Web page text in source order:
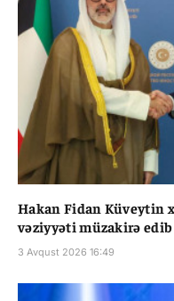
Hakan Fidan Küveytin
vəziyyəti müzakirə edib
3 Avqust 2026 16:49